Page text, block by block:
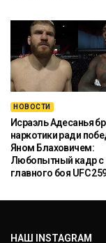
НОВОСТИ
Исраэль Адесанья
наркотики ради
Яном Блаховичем:
Любопытный кадр с
главного боя UFC
НАШ INSTAGRAM